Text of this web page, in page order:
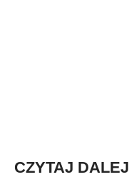
CZYTAJ DALEJ